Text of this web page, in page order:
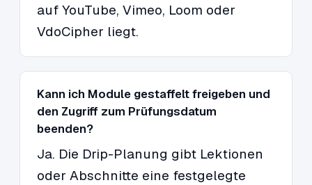
auf YouTube, Vimeo, Loom oder
VdoCipher liegt.
Kann ich Module gestaffelt freigeben und
den Zugriff zum Prüfungsdatum
beenden?
Ja. Die Drip-Planung gibt Lektionen
oder Abschnitte eine festgelegte